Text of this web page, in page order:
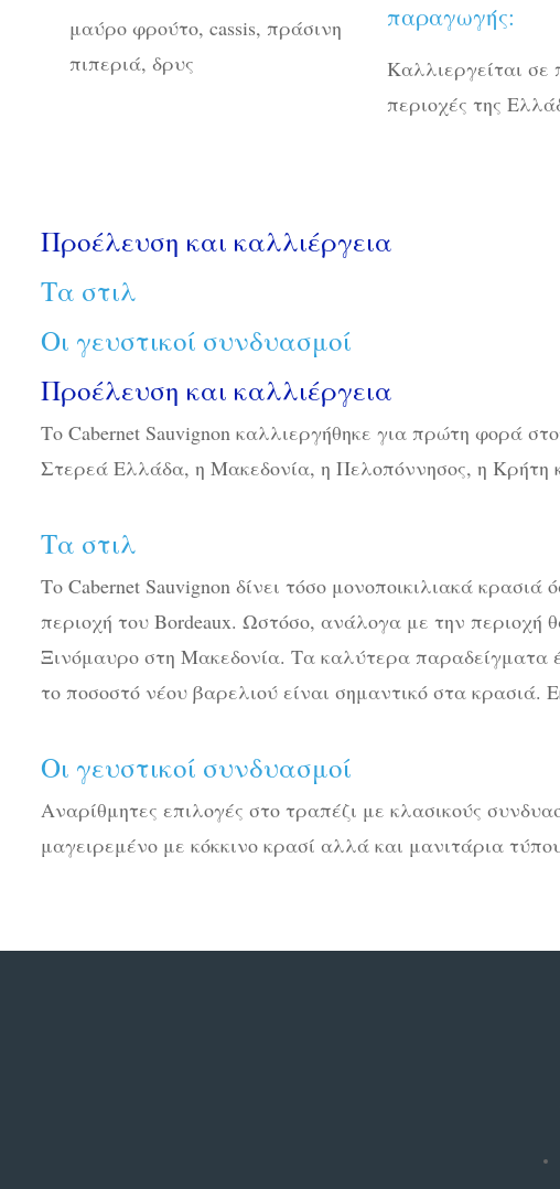
μαύρο φρούτο, cassis, πράσινη
πιπεριά, δρυς
παραγωγής:
Καλλιεργείται σε
περιοχές της
Προέλευση και καλλιέργεια
Τα στιλ
Οι γευστικοί συνδυασμοί
Προέλευση και καλλιέργεια
Το Cabernet Sauvignon καλλιεργήθηκε για πρώτη φορά
Στερεά Ελλάδα, η Μακεδονία, η Πελοπόννησος, η Κρήτη
Τα στιλ
Το Cabernet Sauvignon δίνει τόσο μονοποικιλιακά
περιοχή του Bordeaux. Ωστόσο, ανάλογα με την περιοχή
Ξινόμαυρο στη Μακεδονία. Τα καλύτερα παραδείγματα
το ποσοστό νέου βαρελιού είναι σημαντικό στα
Οι γευστικοί συνδυασμοί
Αναρίθμητες επιλογές στο τραπέζι με κλασικούς
μαγειρεμένο με κόκκινο κρασί αλλά και μανιτάρια